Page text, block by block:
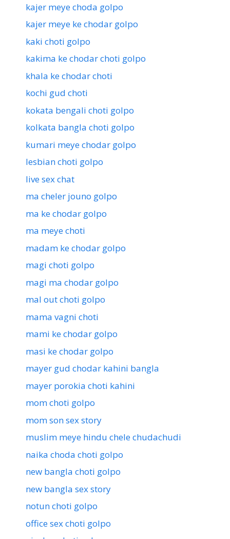
kajer meye choda golpo
kajer meye ke chodar golpo
kaki choti golpo
kakima ke chodar choti golpo
khala ke chodar choti
kochi gud choti
kokata bengali choti golpo
kolkata bangla choti golpo
kumari meye chodar golpo
lesbian choti golpo
live sex chat
ma cheler jouno golpo
ma ke chodar golpo
ma meye choti
madam ke chodar golpo
magi choti golpo
magi ma chodar golpo
mal out choti golpo
mama vagni choti
mami ke chodar golpo
masi ke chodar golpo
mayer gud chodar kahini bangla
mayer porokia choti kahini
mom choti golpo
mom son sex story
muslim meye hindu chele chudachudi
naika choda choti golpo
new bangla choti golpo
new bangla sex story
notun choti golpo
office sex choti golpo